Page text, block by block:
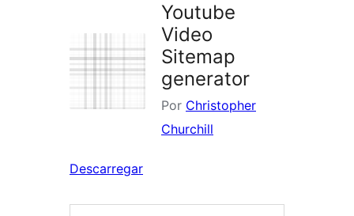
Youtube
Video
Sitemap
generator
Por Christopher
Churchill
Descarregar